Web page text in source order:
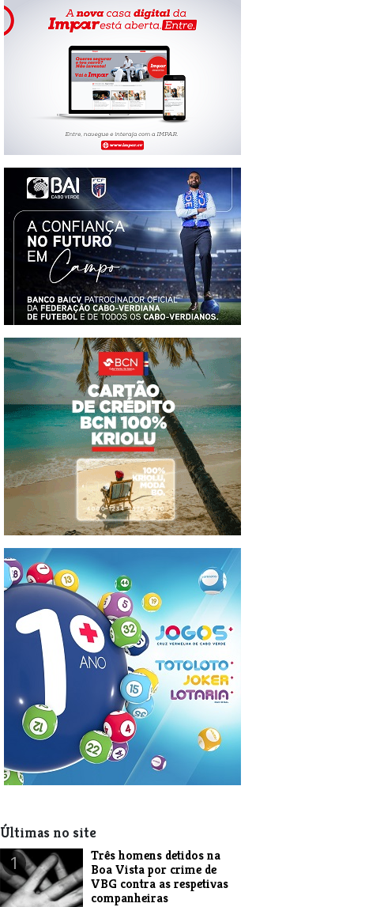
Últimas no site
1
Três homens detidos na
Boa Vista por crime de
VBG contra as respetivas
companheiras